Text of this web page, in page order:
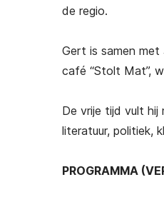
de regio.
Gert is samen met
café “Stolt Mat”,
De vrije tijd vult hij
literatuur, politiek,
PROGRAMMA